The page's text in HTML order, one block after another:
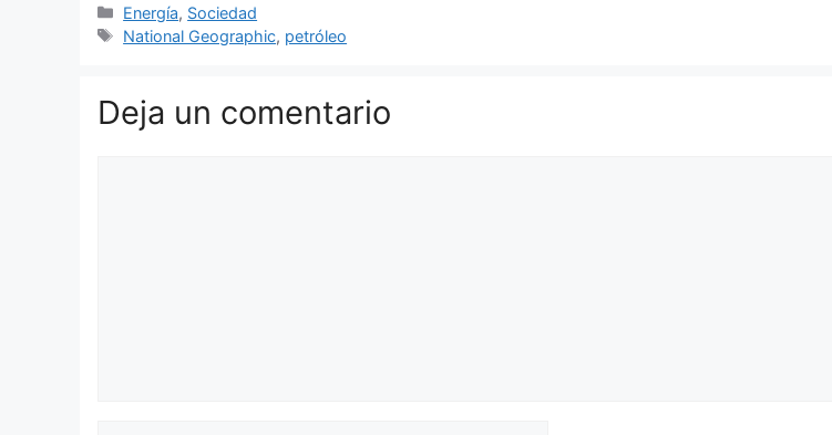
Categorías
Energía, Sociedad
Etiquetas
National Geographic, petróleo
Deja un comentario